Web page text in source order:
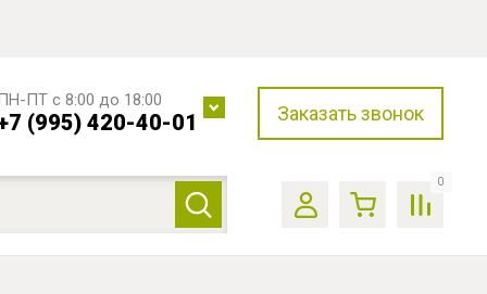
ПТ с 8:00 до 18:00
(995) 420-40-01 Заказать звонок
0